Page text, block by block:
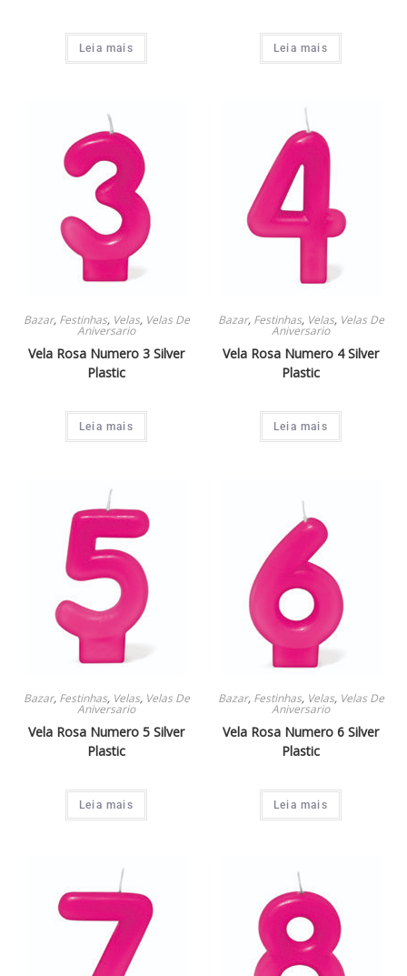
Leia mais Leia mais
Bazar, Festinhas, Velas, Velas De
Aniversario
Vela Rosa Numero 3 Silver
Plastic
Leia mais
Bazar, Festinhas, Velas, Velas De
Aniversario
Vela Rosa Numero 4 Silver
Plastic
Leia mais
Bazar, Festinhas, Velas, Velas De
Aniversario
Vela Rosa Numero 5 Silver
Plastic
Leia mais
Bazar, Festinhas, Velas, Velas De
Aniversario
Vela Rosa Numero 6 Silver
Plastic
Leia mais